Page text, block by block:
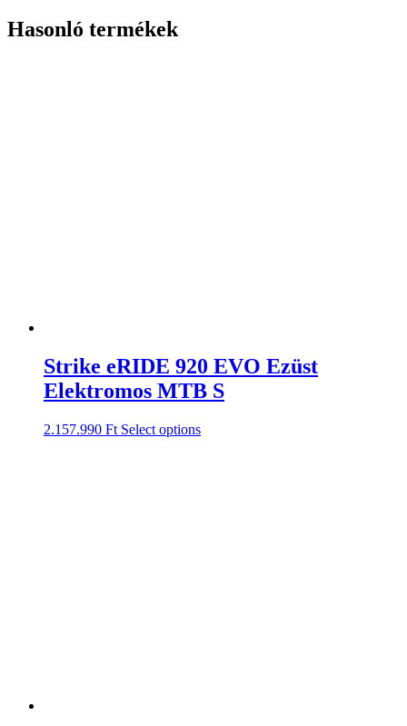
Hasonló termékek
Strike eRIDE 920 EVO Ezüst
Elektromos MTB S
2.157.990 Ft Select options